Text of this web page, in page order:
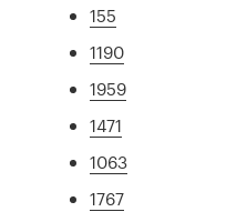
155
1190
1959
1471
1063
1767